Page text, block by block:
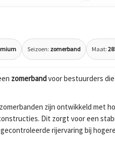
Seizoen: zomerband Maat:
zomerbandvoor bestuurders
zijn ontwikkeld met
Dit zorgt voor een
rijervaring bij